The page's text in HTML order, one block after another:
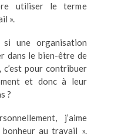
utiliser le terme
».
une organisation
dans le bien-être de
pour contribuer
et donc à leur
?
j’aime
au travail ».